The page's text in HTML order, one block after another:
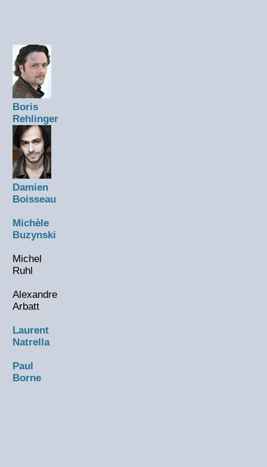
Boris
Rehlinger
Damien
Boisseau
Michèle
Buzynski
Michel
Ruhl
Alexandre
Arbatt
Laurent
Natrella
Paul
Borne